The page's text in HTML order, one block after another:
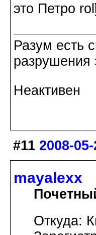
это Петро
Разум есть
разрушения
Неактивен
#11 2008-
mayalexx
Откуда: